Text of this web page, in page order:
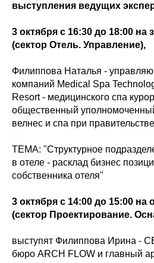
выступления ведущих
3 октября с 16:30 до 18:00
(сектор Отель. Управление),
Филиппова Наталья -
компаний Medical Spa
Resort - медицинского спа
общественный
велнес и спа при
ТЕМА: "Структурное
в отеле - расклад бизнес
собственника отеля"
3 октября с 14:00 до 15:00
(сектор Проектирование.
выступят Филиппова Ирина -
бюро ARCH FLOW и главный